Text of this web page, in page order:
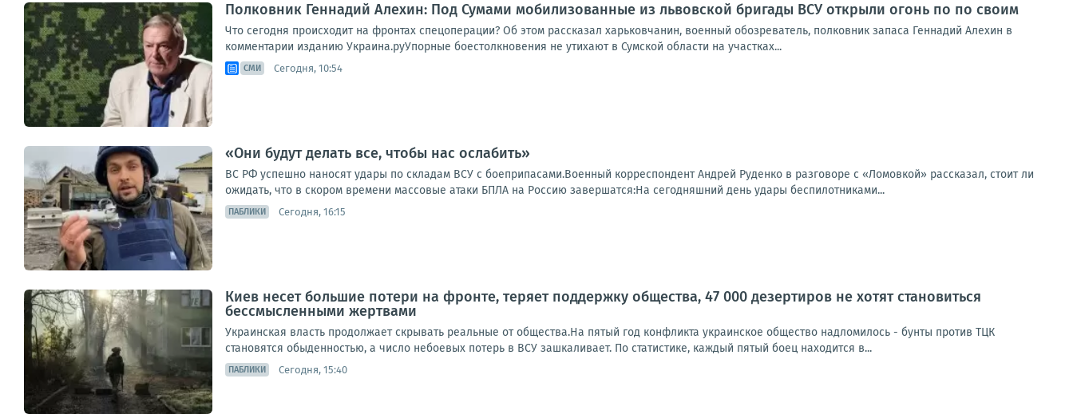
Полковник Геннадий Алехин: Под Сумами мобилизованные из львовской бригады ВСУ открыли огонь по по своим
Что сегодня происходит на фронтах спецоперации? Об этом рассказал харьковчанин, военный обозреватель, полковник запаса Геннадий Алехин в
комментарии изданию Украина.руУпорные боестолкновения не утихают в Сумской области на участках...
СМИ Сегодня, 10:54
«Они будут делать все, чтобы нас ослабить»
ВС РФ успешно наносят удары по складам ВСУ с боеприпасами.Военный корреспондент Андрей Руденко в разговоре с «Ломовкой» рассказал, стоит ли
ожидать, что в скором времени массовые атаки БПЛА на Россию завершатся:На сегодняшний день удары беспилотниками...
ПАБЛИКИ Сегодня, 16:15
Киев несет большие потери на фронте, теряет поддержку общества, 47 000 дезертиров не хотят становиться
бессмысленными жертвами
Украинская власть продолжает скрывать реальные от общества.На пятый год конфликта украинское общество надломилось - бунты против ТЦК
становятся обыденностью, а число небоевых потерь в ВСУ зашкаливает. По статистике, каждый пятый боец находится в...
ПАБЛИКИ Сегодня, 15:40